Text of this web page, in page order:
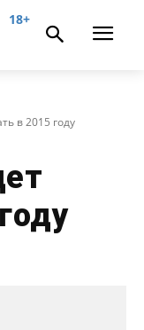
18+
в 2015 году